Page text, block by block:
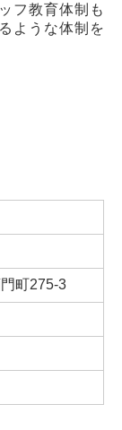
フ教育体制も
ような体制を
町275-3